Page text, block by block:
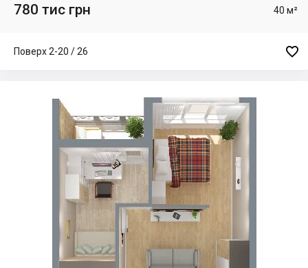
780 тис грн 40 м²
Поверх 2-20 / 26 